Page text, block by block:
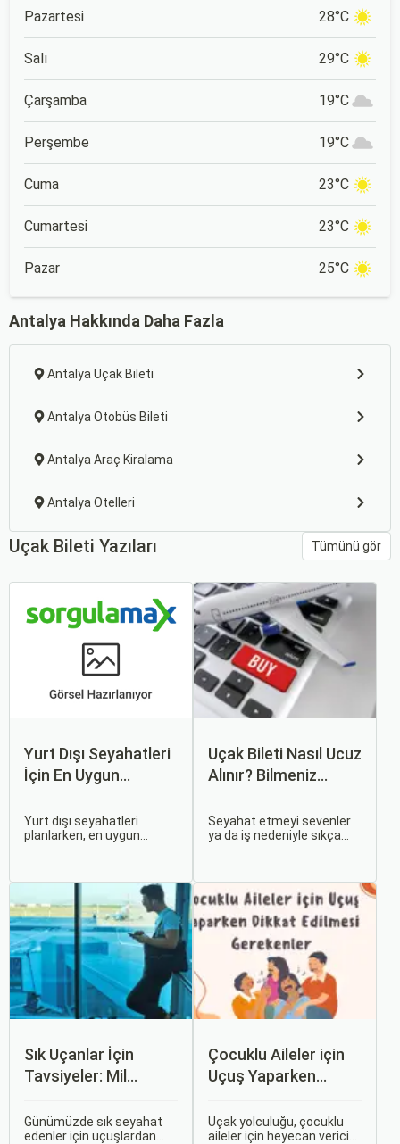
Pazartesi 28°C
Salı 29°C
Çarşamba 19°C
Perşembe 19°C
Cuma 23°C
Cumartesi 23°C
Pazar 25°C
Antalya Hakkında Daha Fazla
Antalya Uçak Bileti
Antalya Otobüs Bileti
Antalya Araç Kiralama
Antalya Otelleri
Uçak Bileti Yazıları Tümünü gör
Yurt Dışı Seyahatleri
İçin En Uygun
Yurt dışı seyahatleri
planlarken, en uygun
geçirmenizi sağlar. Bu
yazıda, mevsimsel
değişiklikleri, özel tatil
günlerini ve Sorgulamax.
Uçak Bileti Nasıl Ucuz
Alınır? Bilmeniz
Detaylar
Seyahat etmeyi sevenler
ya da iş nedeniyle sıkça
Peki, uçak biletinizi daha
uygun fiyatlarla nasıl
alabilirsiniz? Aslında doğru
zamanda ve doğru
yöntemlerle uçak bileti
almanın birçok püf noktası
Sık Uçanlar İçin
Tavsiyeler: Mil
Günümüzde sık seyahat
edenler için uçuşlardan
Çocuklu Aileler için
Uçuş Yaparken
Gerekenler
Uçak yolculuğu, çocuklu
aileler için heyecan verici